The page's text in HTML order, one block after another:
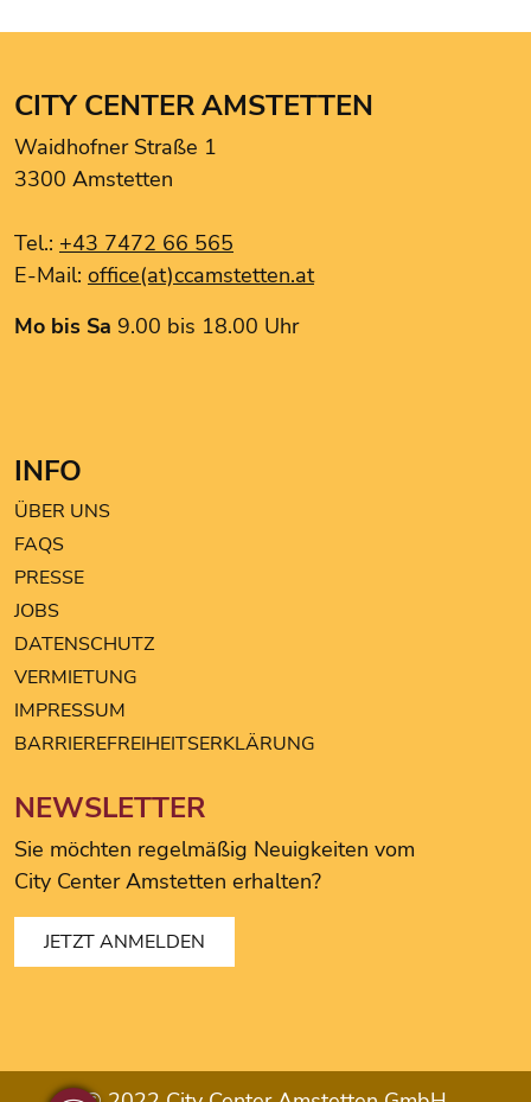
CITY CENTER AMSTETTEN
Waidhofner Straße 1
3300 Amstetten
Tel.: +43 7472 66 565
E-Mail: office(at)ccamstetten.at
Mo bis Sa 9.00 bis 18.00 Uhr
INFO
ÜBER UNS
FAQS
PRESSE
JOBS
DATENSCHUTZ
VERMIETUNG
IMPRESSUM
BARRIEREFREIHEITSERKLÄRUNG
NEWSLETTER
Sie möchten regelmäßig Neuigkeiten vom
City Center Amstetten erhalten?
JETZT ANMELDEN